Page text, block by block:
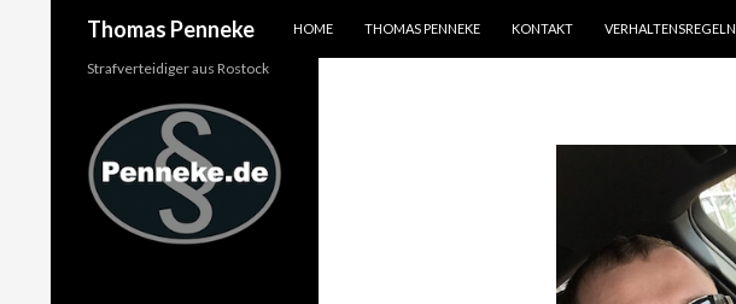
Thomas Penneke
HOME
THOMAS PENNEKE KONTAKT VERHALTENSREGELN
Strafverteidiger aus Rostock